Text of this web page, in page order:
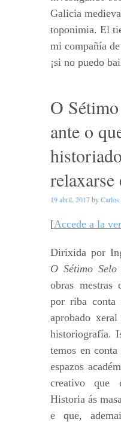
Galicia
toponimia. El
mi compañía
¡si no puedo
O
ante o
relaxarse
19 abril, 2017by
[Accede a la
Dirixida por
O Sétimo Selo
obras mestras
por riba
aprobado
historiografía.
temos en
espazos
creativo que
Historia ás
e que,